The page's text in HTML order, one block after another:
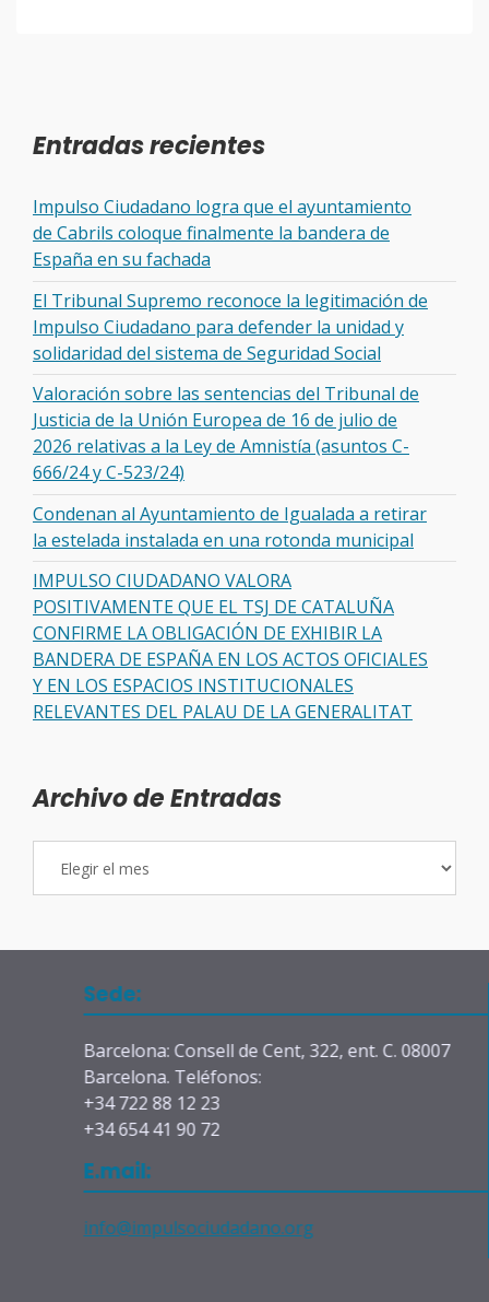
Entradas recientes
Impulso Ciudadano logra que el ayuntamiento
de Cabrils coloque finalmente la bandera de
España en su fachada
El Tribunal Supremo reconoce la legitimación de
Impulso Ciudadano para defender la unidad y
solidaridad del sistema de Seguridad Social
Valoración sobre las sentencias del Tribunal de
Justicia de la Unión Europea de 16 de julio de
2026 relativas a la Ley de Amnistía (asuntos C-
666/24 y C-523/24)
Condenan al Ayuntamiento de Igualada a retirar
la estelada instalada en una rotonda municipal
IMPULSO CIUDADANO VALORA
POSITIVAMENTE QUE EL TSJ DE CATALUÑA
CONFIRME LA OBLIGACIÓN DE EXHIBIR LA
BANDERA DE ESPAÑA EN LOS ACTOS OFICIALES
Y EN LOS ESPACIOS INSTITUCIONALES
RELEVANTES DEL PALAU DE LA GENERALITAT
Archivo de Entradas
Sede:
Barcelona: Consell de Cent, 322, ent. C. 08007
Barcelona. Teléfonos:
+34 722 88 12 23
+34 654 41 90 72
E.mail:
info@impulsociudadano.org